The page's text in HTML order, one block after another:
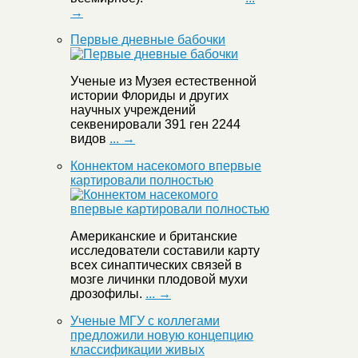
→
Первые дневные бабочки
Ученые из Музея естественной
истории Флориды и других
научных учреждений
секвенировали 391 ген 2244
видов ... →
Коннектом насекомого впервые
картировали полностью
Американские и британские
исследователи составили карту
всех синаптических связей в
мозге личинки плодовой мухи
дрозофилы. ... →
Ученые МГУ с коллегами
предложили новую концепцию
классификации живых